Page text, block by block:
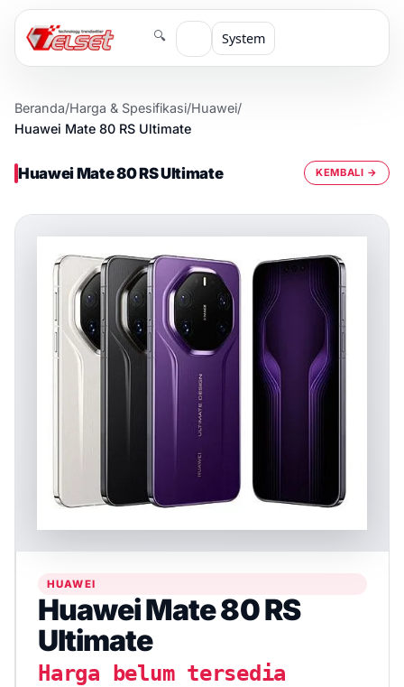
🔍 System
Beranda/Harga & Spesifikasi/Huawei/
Huawei Mate 80 RS Ultimate
Huawei Mate 80 RS Ultimate KEMBALI →
HUAWEI
Huawei Mate 80 RS
Ultimate
Harga belum tersedia